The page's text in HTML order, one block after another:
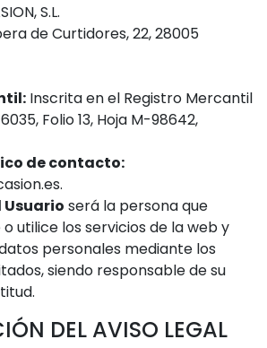
S.L.
de Curtidores, 22, 28005
Inscrita en el Registro Mercantil
Folio 13, Hoja M-98642,
de contacto:
.
Usuario será la persona que
utilice los servicios de la web y
personales mediante los
siendo responsable de su
DEL AVISO LEGAL